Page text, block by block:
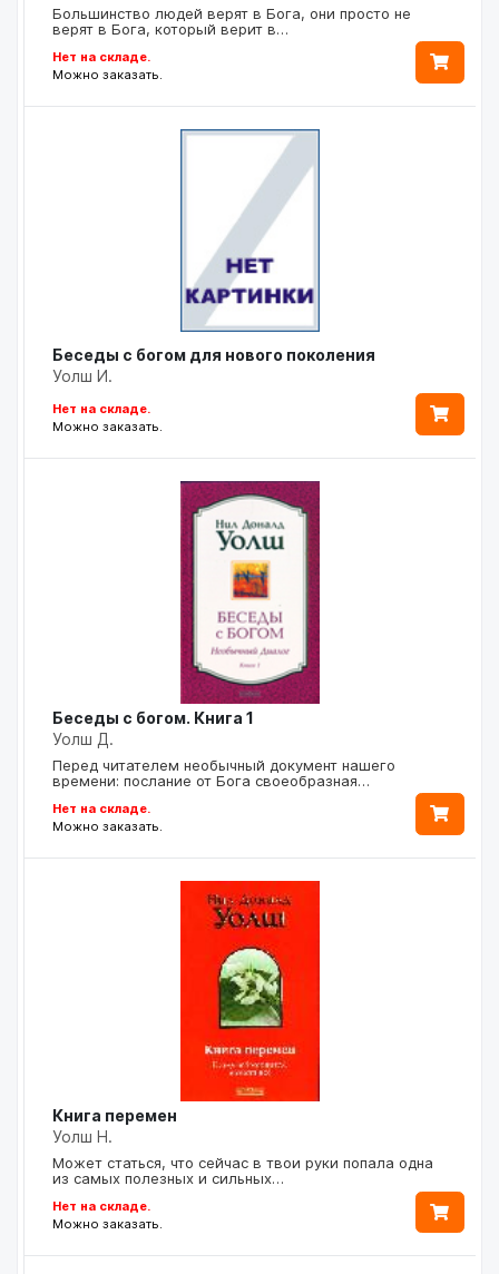
Большинство людей верят в Бога, они просто не
верят в Бога, который верит в…
Нет на складе.
Можно заказать.
Беседы с богом для нового поколения
Уолш И.
Нет на складе.
Можно заказать.
Беседы с богом. Книга 1
Уолш Д.
Перед читателем необычный документ нашего
времени: послание от Бога своеобразная…
Нет на складе.
Можно заказать.
Книга перемен
Уолш Н.
Может статься, что сейчас в твои руки попала одна
из самых полезных и сильных…
Нет на складе.
Можно заказать.